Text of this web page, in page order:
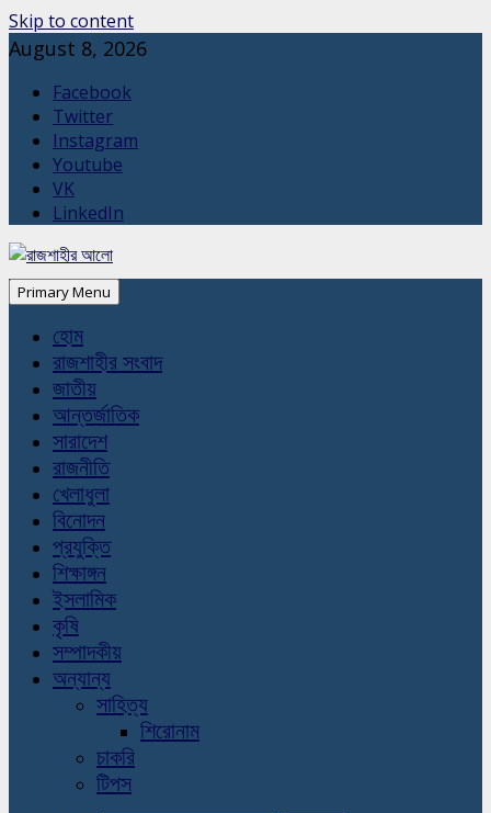
Skip to content
August 8, 2026
Facebook
Twitter
Instagram
Youtube
VK
LinkedIn
Primary Menu
হোম
রাজশাহীর সংবাদ
জাতীয়
আন্তর্জাতিক
সারাদেশ
রাজনীতি
খেলাধুলা
বিনোদন
প্রযুক্তি
শিক্ষাঙ্গন
ইসলামিক
কৃষি
সম্পাদকীয়
অন্যান্য
সাহিত্য
শিরোনাম
চাকরি
টিপস